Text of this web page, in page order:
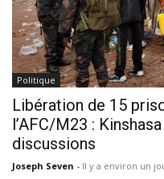
Politique
Libération de 15
l’AFC/M23 :
discussions
Joseph Seven - Il y a environ un